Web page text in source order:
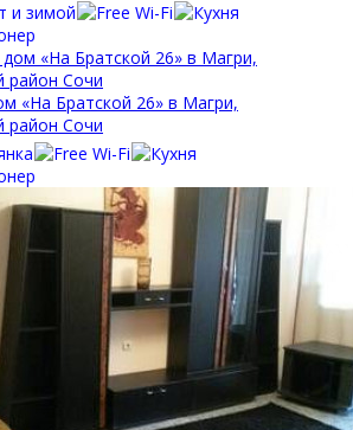
«На Братской 26» в Магри,
район Сочи